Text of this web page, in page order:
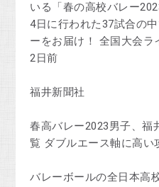
いる「春の高校バレー
4日に行われた37試合の
ーをお届け！ 全国大会ラ
2日前
福井新聞社
春高バレー2023男子、福
覧 ダブルエース軸に高い
バレーボールの全日本高